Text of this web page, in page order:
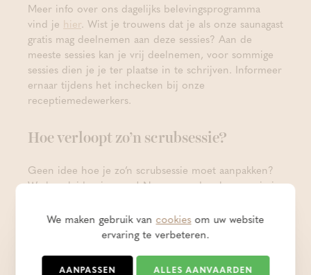
Meer info over ons dagelijks belevingsprogramma
vind je hier. Wist je trouwens dat je als onze saunagast
gratis mag deelnemen aan deze sessies? Aan de
meeste sessies kan je vrij deelnemen, voor sommige
sessies dien je je ter plaatse in te schrijven. Informeer
ernaar tijdens het inchecken bij onze
receptiemedewerkers.
Hoe verloopt zo’n scrubsessie?
Geen idee hoe je zo’n scrubsessie moet aanpakken?
We begeleiden je graag! Neem een douche voor je in
met de waterslangen die er liggen) en zet je rustig
neer. De opgieter komt langs met scrubproduct en
gaat wapperen met een handdoek. Wrijf met zachte,
draaiende beweging het zout over je lijf. Na de sessie
We maken gebruik vancookiesom uw website
ervaring te verbeteren.
AANPASSEN ALLES AANVAARDEN